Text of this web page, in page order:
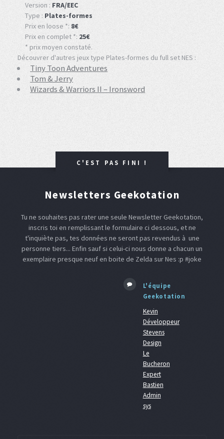
Version : FRA/EEC
Type : Plates-formes
Prix en loose *: 8€
Prix en complet *: 25€
* prix moyen constaté.
Découvrer d'autres jeux type Plates-formes du full set NES :
Tiny Toon Adventures
Tom & Jerry
Wizards & Warriors II – Ironsword
C'EST PAS FINI !
Newsletters Geekotation
Tu ne souhaites pas rater une seule Newsletter Geekotation,
inscris toi en remplissant le formulaire ci dessous, et ne
t'inquiète pas, tes données ne seront pas revendus à une
personne tiers... Enfin sauf si celui-ci nous donne a chacun un
exemplaire presque neuf en boite de Zelda sur Nes :p #joke
L'équipe
Geekotation
Kevin
Développeur
Stevens
Design
Le
Bucheron
Expert
Bastien
Admin
sys